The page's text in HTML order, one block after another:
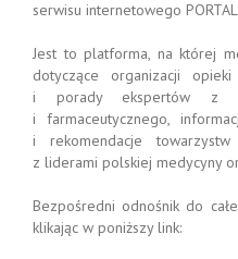
serwisu internetowego
Jest to platforma, na której
dotyczące organizacji
i porady ekspertów z
i farmaceutycznego,
i rekomendacje
z liderami polskiej medycyny
Bezpośredni odnośnik do
klikając w poniższy link: